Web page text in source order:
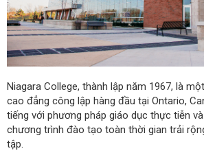
Niagara College, thành lập năm 1967, là
cao đẳng công lập hàng đầu tại Ontario,
tiếng với phương pháp giáo dục thực tiễn
chương trình đào tạo toàn thời gian trải
tập.